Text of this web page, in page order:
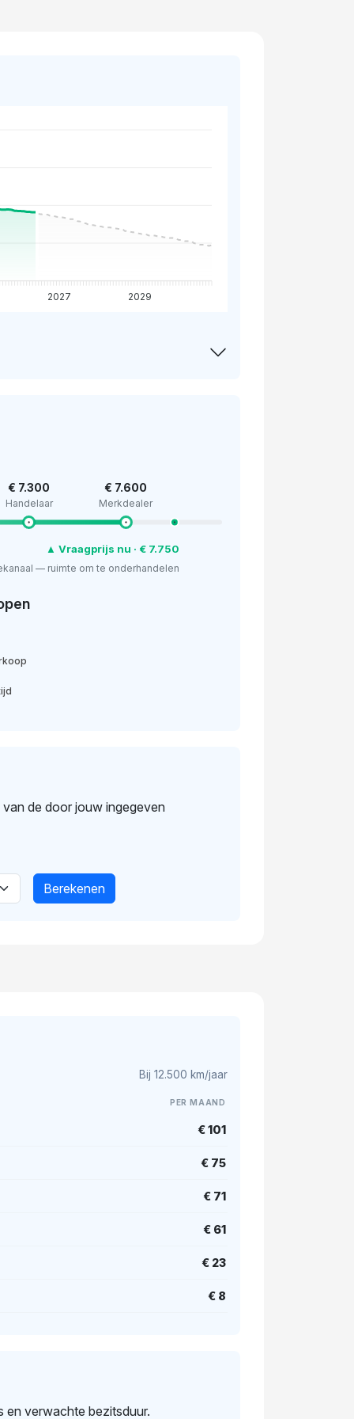
2027 2029
€ 7.300
Handelaar
€ 7.600
Merkdealer
▲ Vraagprijs nu · € 7.750
— ruimte om te onderhandelen
de door jouw ingegeven
Berekenen
Bij 12.500 km/jaar
PER MAAND
€ 101
€ 75
€ 71
€ 61
€ 23
€ 8
en verwachte bezitsduur.